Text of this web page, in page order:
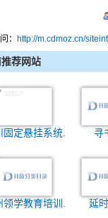
： http://m.cdmoz.cn/
推荐网站
固定悬挂系统. 寻
领学教育培训. 延